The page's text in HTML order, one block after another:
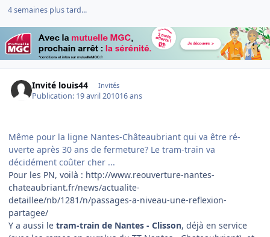
4 semaines plus tard...
Invité louis44 Invités
Publication: 19 avril 201016 ans
Même pour la ligne Nantes-Châteaubriant qui va être ré-
uverte après 30 ans de fermeture? Le tram-train va
décidément coûter cher ...
Pour les PN, voilà : http://www.reouverture-nantes-
chateaubriant.fr/news/actualite-
detaillee/nb/1281/n/passages-a-niveau-une-reflexion-
partagee/
Y a aussi le tram-train de Nantes - Clisson, déjà en service